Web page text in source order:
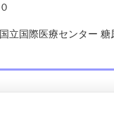
立国際医療センター